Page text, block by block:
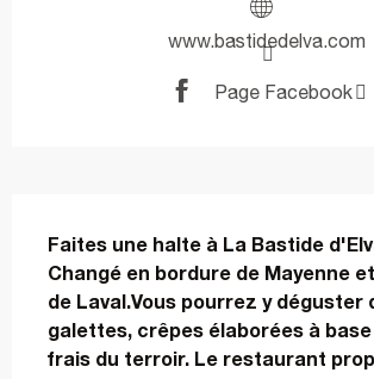
www.bastidedelva.com
Page Facebook
Faites une halte à La Bastide
Changé en bordure de Mayenne
de Laval.Vous pourrez y déguster
galettes, crêpes élaborées à
frais du terroir. Le restaurant